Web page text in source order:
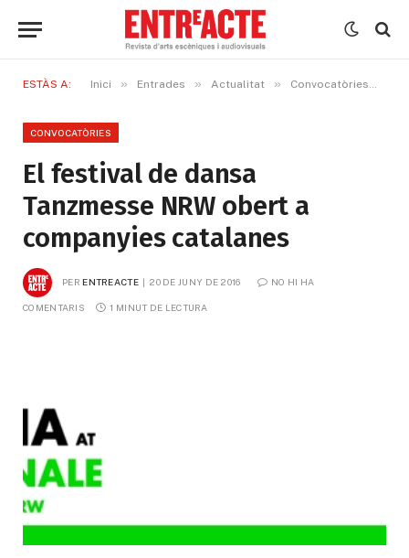
ESTÀS A: Inici » Entrades » Actualitat » Convocatòries
CONVOCATÒRIES
El festival de dansa
Tanzmesse NRW obert a
companyies catalanes
PER ENTREACTE 20 DE JUNY DE 2016 NO HI HA
COMENTARIS 1 MINUT DE LECTURA